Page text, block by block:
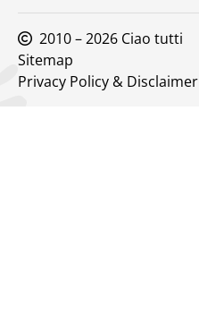
2010 – 2026 Ciao tutti
Sitemap
Privacy Policy & Disclaimer